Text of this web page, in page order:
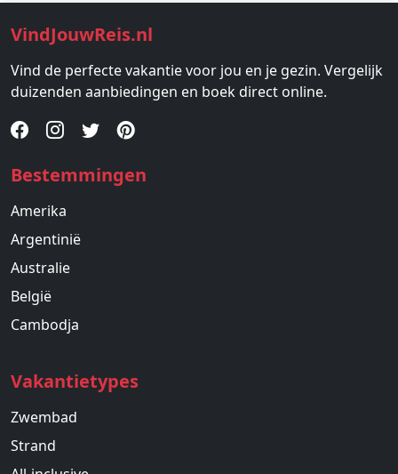
VindJouwReis.nl
Vind de perfecte vakantie voor jou en je gezin. Vergelijk
duizenden aanbiedingen en boek direct online.
Bestemmingen
Amerika
Argentinië
Australie
België
Cambodja
Vakantietypes
Zwembad
Strand